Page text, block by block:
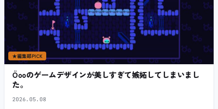
★編集部PICK
Öooのゲームデザインが美しすぎて嫉妬してしまいまし
た。
2026.05.08